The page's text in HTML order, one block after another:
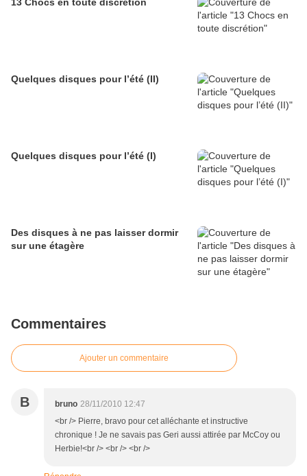
Quelques disques pour l’été (II)
Quelques disques pour l’été (I)
Des disques à ne pas laisser dormir
sur une étagère
Commentaires
Ajouter un commentaire
B bruno 28/11/2010 12:47
<br /> Pierre, bravo pour cet alléchante et instructive
chronique ! Je ne savais pas Geri aussi attirée par McCoy ou
Herbie!<br /> <br /> <br />